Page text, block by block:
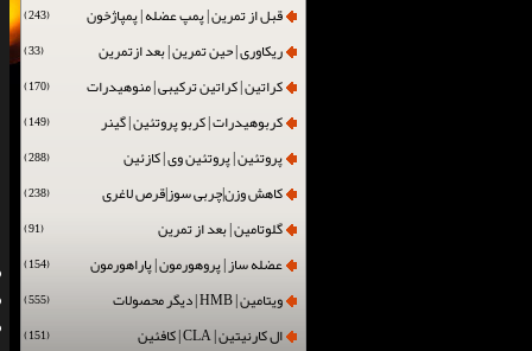
قبل از تمرین | پمپ عضله | پمپاژخون (243)
ریکاوری | حین تمرین | بعد ازتمرین (33)
کراتین | کراتین ترکیبی | منوهیدرات (170)
کربوهیدرات | کربو پروتئین | گینر (149)
پروتئین | پروتئین وی | کازئین (288)
کاهش وزن|چربی سوز|قرص لاغری (238)
گلوتامین | بعد از تمرین (91)
عضله ساز | پروهورمون | پاراهورمون (154)
ویتامین | HMB | دیگر محصولات (555)
ال کارنیتین | CLA | کافئین (151)